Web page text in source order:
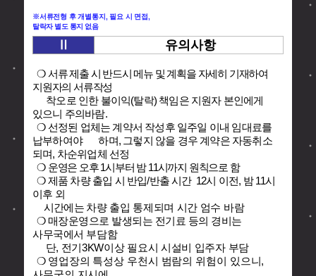
※서류전형 후 개별통지, 필요 시 면접,
탈락자 별도 통지 없음
유의사항
❍서류 제출 시 반드시 메뉴 및 계획을 자세히 기재하여
지원자의 서류작성
착오로 인한 불이익(탈락) 책임은 지원자 본인에게
있으니 주의바람.
❍ 선정된 업체는 계약서 작성후 일주일 이내 임대료를
납부하여야
하며, 그렇지 않을 경우 계약은 자동취소
되며, 차순위업체 선정
❍ 운영은 오후 1시부터 밤 11시까지 원칙으로 함
❍ 제품 차량 출입 시 반입/반출 시간 12시 이전, 밤 11시
이후 외
시간에는 차량 출입 통제되며 시간 엄수 바람
❍매장운영으로 발생되는 전기료 등의 경비는
사무국에서 부담함
단, 전기3KW이상 필요시 시설비 입주자 부담
❍ 영업장의 특성상 우천시 범람의 위험이 있으니,